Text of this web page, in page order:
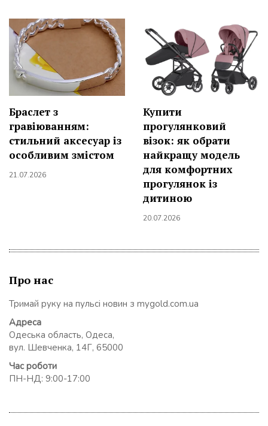
Браслет з
гравіюванням:
стильний аксесуар із
особливим змістом
21.07.2026
Купити
прогулянковий
візок: як обрати
найкращу модель
для комфортних
прогулянок із
дитиною
20.07.2026
Про нас
Тримай руку на пульсі новин з mygold.com.ua
Адреса
Одеська область, Одеса,
вул. Шевченка, 14Г, 65000
Час роботи
ПН-НД: 9:00-17:00